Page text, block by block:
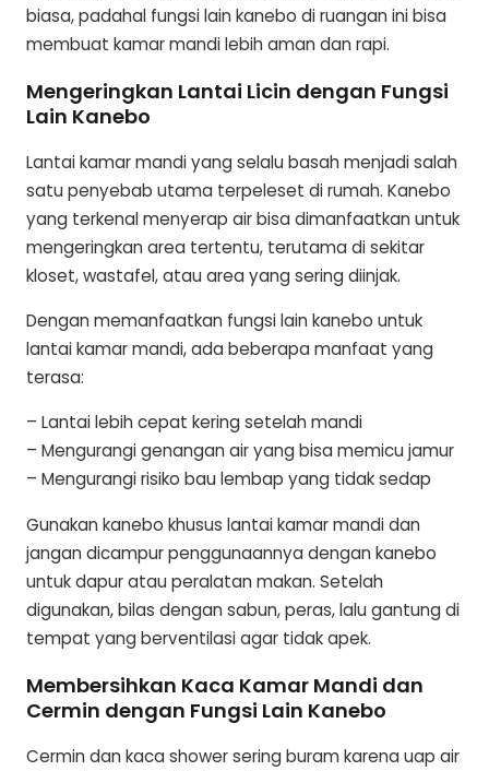
biasa, padahal fungsi lain kanebo di ruangan ini bisa
membuat kamar mandi lebih aman dan rapi.
Mengeringkan Lantai Licin dengan Fungsi
Lain Kanebo
Lantai kamar mandi yang selalu basah menjadi salah
satu penyebab utama terpeleset di rumah. Kanebo
yang terkenal menyerap air bisa dimanfaatkan untuk
mengeringkan area tertentu, terutama di sekitar
kloset, wastafel, atau area yang sering diinjak.
Dengan memanfaatkan fungsi lain kanebo untuk
lantai kamar mandi, ada beberapa manfaat yang
terasa:
– Lantai lebih cepat kering setelah mandi
– Mengurangi genangan air yang bisa memicu jamur
– Mengurangi risiko bau lembap yang tidak sedap
Gunakan kanebo khusus lantai kamar mandi dan
jangan dicampur penggunaannya dengan kanebo
untuk dapur atau peralatan makan. Setelah
digunakan, bilas dengan sabun, peras, lalu gantung di
tempat yang berventilasi agar tidak apek.
Membersihkan Kaca Kamar Mandi dan
Cermin dengan Fungsi Lain Kanebo
Cermin dan kaca shower sering buram karena uap air